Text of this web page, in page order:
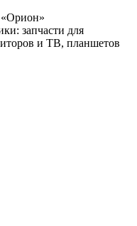
запчасти для
и ТВ, планшетов